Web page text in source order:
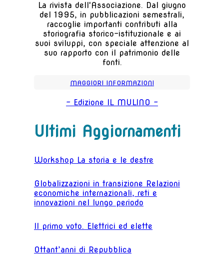
La rivista dell'Associazione. Dal giugno
del 1995, in pubblicazioni semestrali,
raccoglie importanti contributi alla
storiografia storico-istituzionale e ai
suoi sviluppi, con speciale attenzione al
suo rapporto con il patrimonio delle
fonti.
MAGGIORI INFORMAZIONI
- Edizione IL MULINO -
Ultimi Aggiornamenti
Workshop La storia e le destre
Globalizzazioni in transizione Relazioni
economiche internazionali, reti e
innovazioni nel lungo periodo
Il primo voto. Elettrici ed elette
Ottant’anni di Repubblica